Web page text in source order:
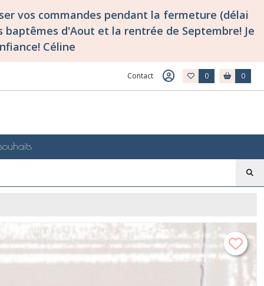
vos commandes pendant la fermeture (délai
d'Aout et la rentrée de Septembre! Je
Céline
Contact 0 0